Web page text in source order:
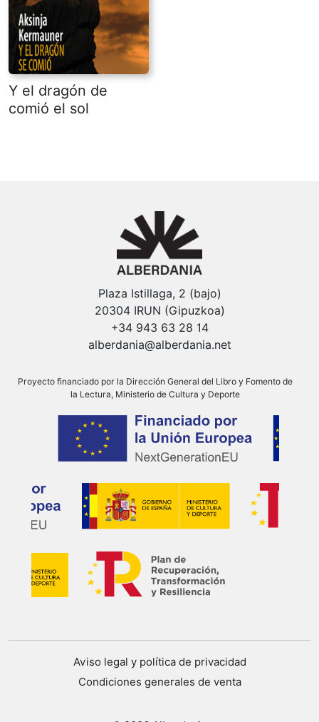
Y el dragón de
comió el sol
Plaza Istillaga, 2 (bajo)
20304 IRUN (Gipuzkoa)
+34 943 63 28 14
alberdania@alberdania.net
Proyecto financiado por la Dirección General del Libro y Fomento de
la Lectura, Ministerio de Cultura y Deporte
Aviso legal y política de privacidad
Condiciones generales de venta